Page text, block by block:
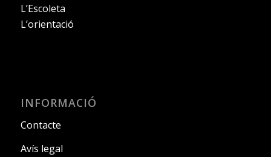
L’Escoleta
L’orientació
INFORMACIÓ
Contacte
Avís legal